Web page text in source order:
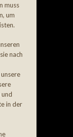
muss
um
nach
in der